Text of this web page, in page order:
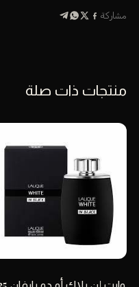
مشاركة
منتجات ذات صلة